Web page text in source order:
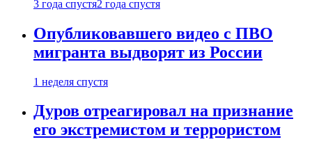
3 года спустя2 года спустя
Опубликовавшего видео с ПВО
мигранта выдворят из России
1 неделя спустя
Дуров отреагировал на признание
его экстремистом и террористом